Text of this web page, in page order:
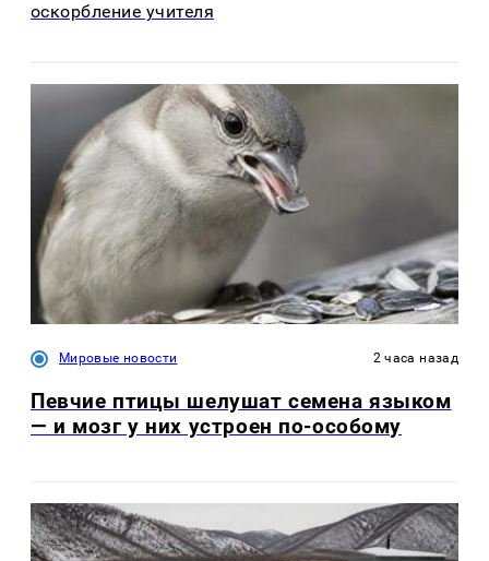
оскорбление учителя
Мировые новости 2 часа назад
Певчие птицы шелушат семена языком
— и мозг у них устроен по-особому